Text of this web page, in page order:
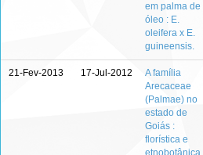
em palma de
óleo : E.
oleifera x E.
guineensis.
21-Fev-2013 17-Jul-2012
A família
Arecaceae
(Palmae) no
estado de
Goiás :
florística e
etnobotânica